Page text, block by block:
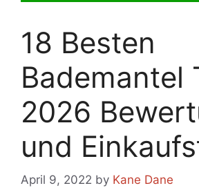
18 Besten
Bademantel
2026
und
April 9, 2022 by Kane Dane